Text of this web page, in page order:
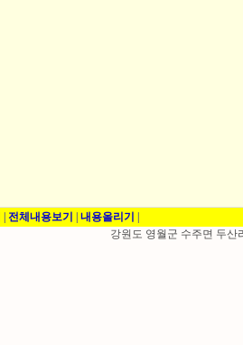
전체내용보기 내용올리기
강원도 영월군 수주면 두산